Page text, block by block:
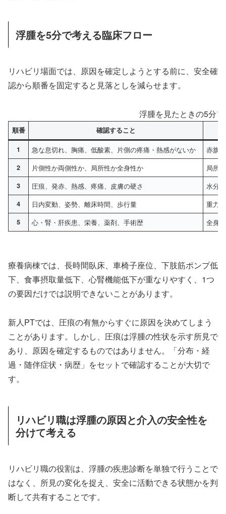
浮腫を5分で考える臨床フロー
リハビリ場面では、原因を確定しようとする前に、安全確
認から順番を固定すると見落としを減らせます。
浮腫を見たときの5分
順番 確認すること
1 急な息切れ、胸痛、低酸素、片側の疼痛・熱感がないか 赤旗
2 片側性か両側性か、局所性か全身性か 局所
3 圧痕、発赤、熱感、疼痛、皮膚の硬さ 水分
4 日内変動、姿勢、離床時間、歩行量 重力
5 心・腎・肝疾患、栄養、薬剤、手術歴 全身
療養病棟では、長時間臥床、車椅子座位、下肢筋ポンプ低
下、食事摂取量低下、心腎機能低下が重なりやすく、1つ
の要因だけでは説明できないことがあります。
新人PTでは、圧痕の有無からすぐに原因を決めてしまう
ことがあります。しかし、圧痕は浮腫の性状を示す所見で
あり、原因を確定するものではありません。「分布・経
過・随伴症状・病歴」をセットで確認することが大切で
す。
リハビリ職は浮腫の原因と介入の安全性を
分けて考える
リハビリ職の役割は、浮腫の疾患診断を単独で行うことで
はなく、所見の変化を捉え、安全に活動できる状態かを判
断して共有することです。